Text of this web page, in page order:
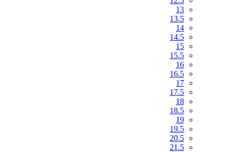
13
13.5
14
14.5
15
15.5
16
16.5
17
17.5
18
18.5
19
19.5
20.5
21.5